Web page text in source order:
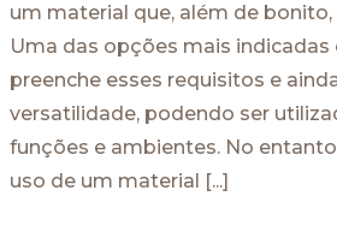
um material que, além de
Uma das opções mais indicadas
preenche esses requisitos e
versatilidade, podendo ser
funções e ambientes. No
uso de um material [...]